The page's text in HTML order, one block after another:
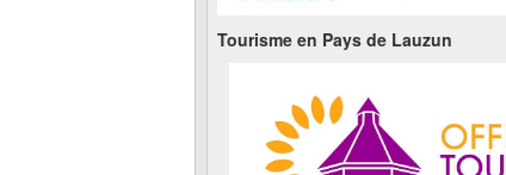
Tourisme en Pays de Lauzun